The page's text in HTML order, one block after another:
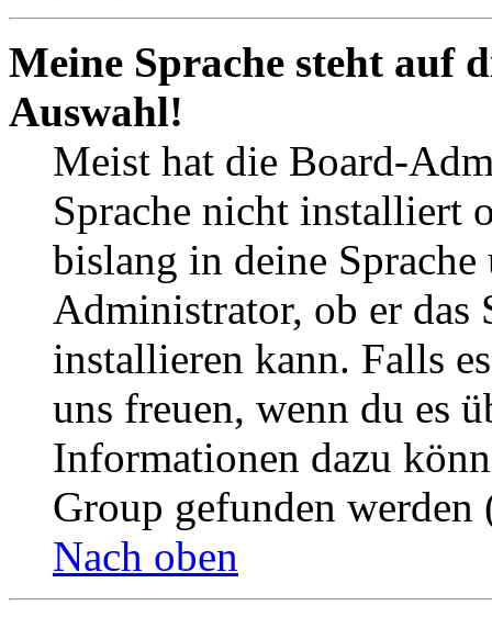
Meine Sprache steht auf
Auswahl!
Meist hat die Board-
Sprache nicht installiert
bislang in deine
Administrator, ob er das
installieren kann. Falls
uns freuen, wenn du es
Informationen dazu
Group gefunden
Nach oben